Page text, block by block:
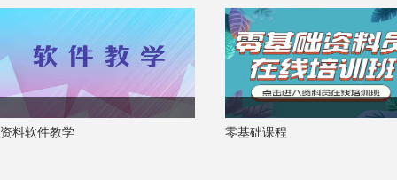
资料软件教学 零基础课程